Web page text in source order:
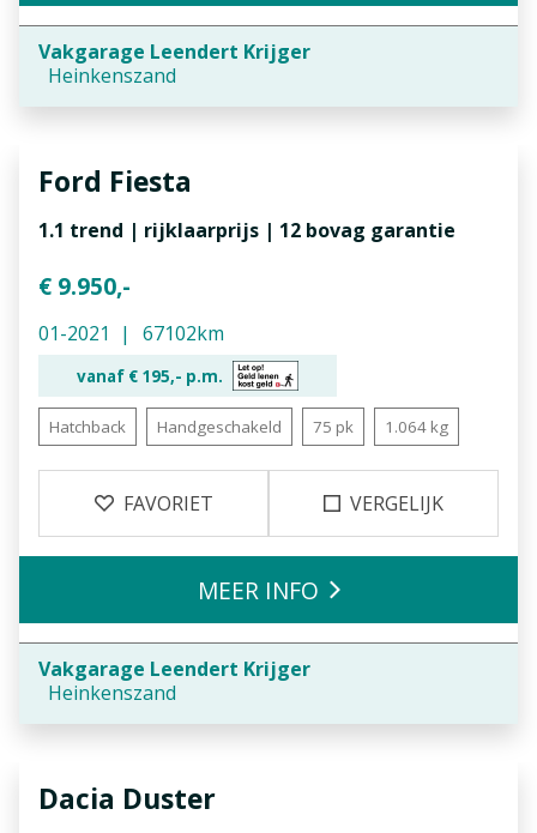
Vakgarage Leendert Krijger
Heinkenszand
Ford Fiesta
1.1 trend | rijklaarprijs | 12 bovag garantie
€ 9.950,-
01-2021 67102km
vanaf € 195,- p.m.
Hatchback Handgeschakeld 75 pk 1.064 kg
FAVORIET VERGELIJK
Vakgarage Leendert Krijger
Heinkenszand
MEER INFO
Dacia Duster